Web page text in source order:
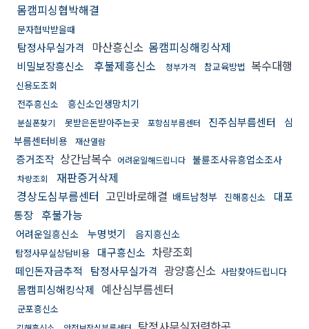
몸캠피싱협박해결
문자협박받을때
탐정사무실가격 마산흥신소 몸캠피싱해킹삭제
비밀보장흥신소 후불제흥신소 청부가격 참교육방법 복수대행
신용도조회
전주흥신소
흥신소인생망치기
분실폰찾기 못받은돈받아주는곳 포항심부름센터 진주심부름센터
심
부름센터비용
재산열람
증거조작 상간남복수 어려운일해드립니다 불륜조사유흥업소조사
차량조회
재판증거삭제
경상도심부름센터 고민바로해결 배트남청부 진해흥신소
대포
통장
후불가능
어려운일흥신소 누명벗기 음지흥신소
탐정사무실상담비용 대구흥신소 차량조회
떼인돈자금추적 탐정사무실가격 광양흥신소 사람찾아드립니다
몸캠피싱해킹삭제 예산심부름센터
군포흥신소